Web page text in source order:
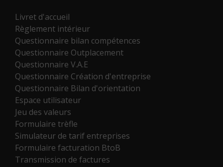
Livret d'accueil
Règlement intérieur
Questionnaire bilan compétences
Questionnaire Outplacement
Questionnaire V.A.E
Questionnaire Création d'entreprise
Questionnaire Bilan d'orientation
Espace utilisateur
Jeu des valeurs
Formulaire trèfle
Simulateur de tarif entreprises
Formulaire facturation BtoB
Transmission de factures